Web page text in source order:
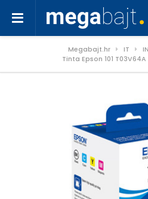
Megabajt.hr IT
Tinta Epson 101